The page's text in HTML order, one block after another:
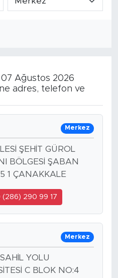
07 Ağustos 2026
adres, telefon ve
Merkez
ŞEHİT GÜROL
BÖLGESİ ŞABAN
1 ÇANAKKALE
(286) 290 99 17
Merkez
YOLU
C BLOK NO:4